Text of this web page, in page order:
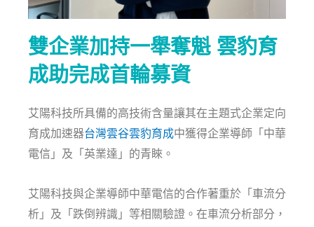
雙企業加持一舉奪魁 雲豹育
成助完成首輪募資
艾陽科技所具備的高技術含量讓其在主題式企業定向
育成加速器台灣雲谷雲豹育成中獲得企業導師「中華
電信」及「英業達」的青睞。
艾陽科技與企業導師中華電信的合作著重於「車流分
析」及「跌倒辨識」等相關驗證。在車流分析部分，